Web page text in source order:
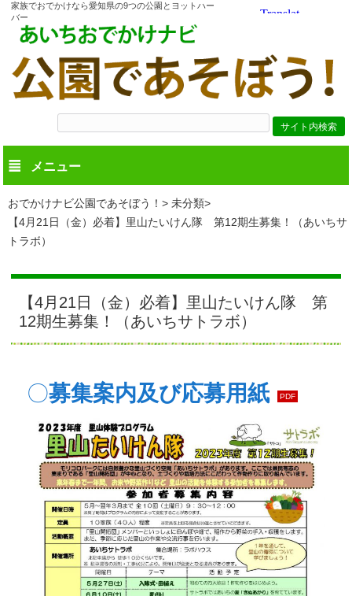
家族でおでかけなら愛知県の9つの公園とヨットハー
バー
メニュー
おでかけナビ公園であそぼう！
未分類
【4月21日（金）必着】里山たいけん隊 第12期生募集！（あいちサ
トラボ）
【4月21日（金）必着】里山たいけん隊 第
12期生募集！（あいちサトラボ）
〇募集案内及び応募用紙